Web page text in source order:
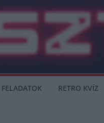
RETRO KVÍZ